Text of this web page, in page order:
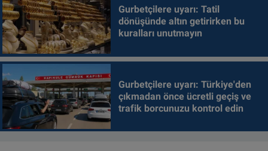
Gurbetçilere uyarı: Tatil
dönüşünde altın getirirken bu
kuralları unutmayın
Gurbetçilere uyarı: Türkiye'den
çıkmadan önce ücretli geçiş ve
trafik borcunuzu kontrol edin